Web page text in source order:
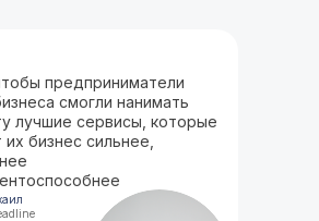
предприниматели
смогли нанимать
лучшие сервисы, которые
бизнес сильнее,